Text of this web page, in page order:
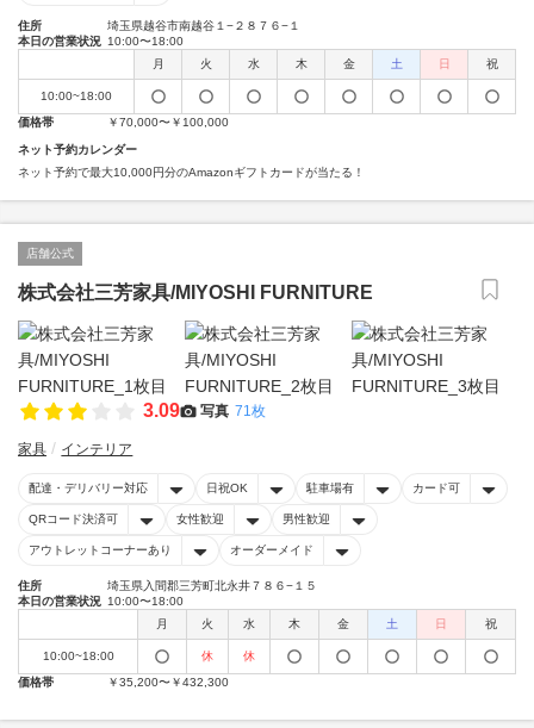
住所
埼玉県越谷市南越谷１−２８７６−１
本日の営業状況 10:00〜18:00
月
火 水 木 金 土 日 祝
10:00~18:00
価格帯
￥70,000〜￥100,000
ネット予約カレンダー
ネット予約で最大10,000円分のAmazonギフトカードが当たる！
店舗公式
株式会社三芳家具/MIYOSHI FURNITURE
3.09 写真 71枚
家具 インテリア
配達・デリバリー対応 日祝OK 駐車場有 カード可
QRコード決済可 女性歓迎 男性歓迎
アウトレットコーナーあり オーダーメイド
住所
埼玉県入間郡三芳町北永井７８６−１５
本日の営業状況 10:00〜18:00
月
火 水 木 金 土 日 祝
10:00~18:00 休
休
価格帯
￥35,200〜￥432,300